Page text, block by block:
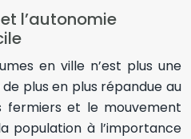
l’autonomie
en ville n’est plus une
plus en plus répandue au
fermiers et le mouvement
population à l’importance